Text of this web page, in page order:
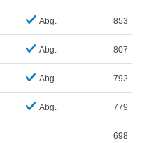
Abg. 853
Abg. 807
Abg. 792
Abg. 779
698